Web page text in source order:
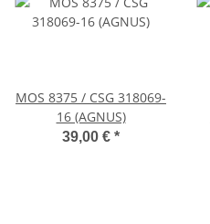
MOS 8375 / CSG 318069-
16 (AGNUS)
39,00 € *